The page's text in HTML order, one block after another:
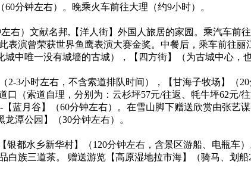
分钟左右）。晚乘火车前往大理（约9小时）。
右）文献名邦,【洋人街】外国人旅居的家园。乘汽车前
表演曾荣获世界鱼鹰表演大赛金奖。中餐后，乘车前往
中唯一没有城墙的古城），【四方街】（为古城中心，
3小时左右，不含索道排队时间），【甘海子牧场】（
口（索道自理，分别为：云杉坪57元/往返、牦牛坪62元/
蓝月谷】（60分钟左右）。在雪山脚下赠送欣赏由张艺
龙潭公园】（30分钟左右）。
都水乡新华村】（120分钟左右，含景区游船、电瓶车
白族三道茶。 赠送游览【高原湿地拉市海】（骑马、划